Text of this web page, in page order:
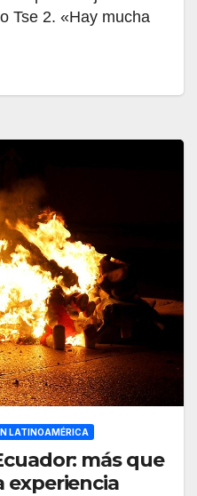
Tse 2. «Hay mucha
LATINOAMÉRICA
más que
experiencia